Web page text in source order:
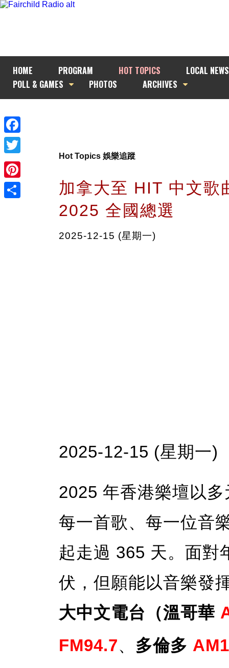
HOME PROGRAM HOT TOPICS
LOCAL NEWS
POLL & GAMES
PHOTOS ARCHIVES
Facebook
Twitter
Pinterest
Hot Topics 娛樂追蹤
加拿大至 HIT 中文歌
2025 全國總選
2025-12-15 (星期一)
2025-12-15 (星期一)
2025 年香港樂壇以
每一首歌、每一位音
起走過 365 天。面對
伏，但願能以音樂發
大中文電台（溫哥華
FM94.7、 多倫多